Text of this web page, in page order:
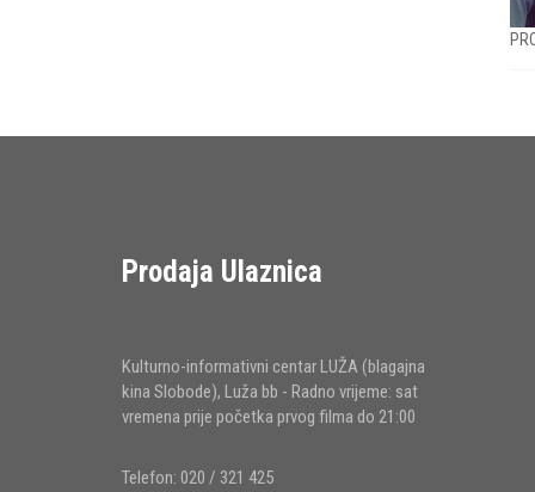
Prodaja Ulaznica
Kulturno-informativni centar LUŽA (blagajna
kina Slobode), Luža bb - Radno vrijeme: sat
vremena prije početka prvog filma do 21:00
Telefon: 020 / 321 425